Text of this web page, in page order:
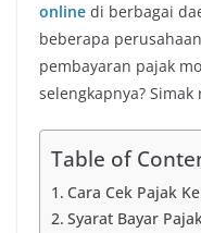
online di berbagai
beberapa
pembayaran pajak
selengkapnya?
Table of
Cara Cek Pajak
Syarat Bayar